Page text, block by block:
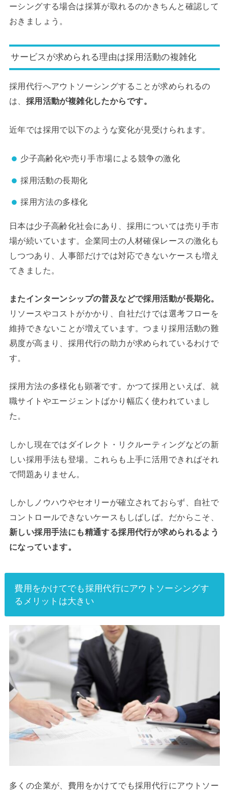
ーシングする場合は採算が取れるのかきちんと確認して
おきましょう。
サービスが求められる理由は採用活動の複雑化
採用代行へアウトソーシングすることが求められるの
は、 採用活動が複雑化したからです。
近年では採用で以下のような変化が見受けられます。
少子高齢化や売り手市場による競争の激化
採用活動の長期化
採用方法の多様化
日本は少子高齢化社会にあり、採用については売り手市
場が続いています。企業同士の人材確保レースの激化も
しつつあり、人事部だけでは対応できないケースも増え
てきました。
またインターンシップの普及などで採用活動が長期化。
リソースやコストがかかり、自社だけでは選考フローを
維持できないことが増えています。つまり採用活動の難
易度が高まり、採用代行の助力が求められているわけで
す。
採用方法の多様化も顕著です。かつて採用といえば、就
職サイトやエージェントばかり幅広く使われていまし
た。
しかし現在ではダイレクト・リクルーティングなどの新
しい採用手法も登場。これらも上手に活用できればそれ
で問題ありません。
しかしノウハウやセオリーが確立されておらず、自社で
コントロールできないケースもしばしば。 だからこそ、
新しい採用手法にも精通する採用代行が求められるよう
になっています。
費用をかけてでも採用代行にアウトソーシングす
るメリットは大きい
多くの企業が、費用をかけてでも採用代行にアウトソー